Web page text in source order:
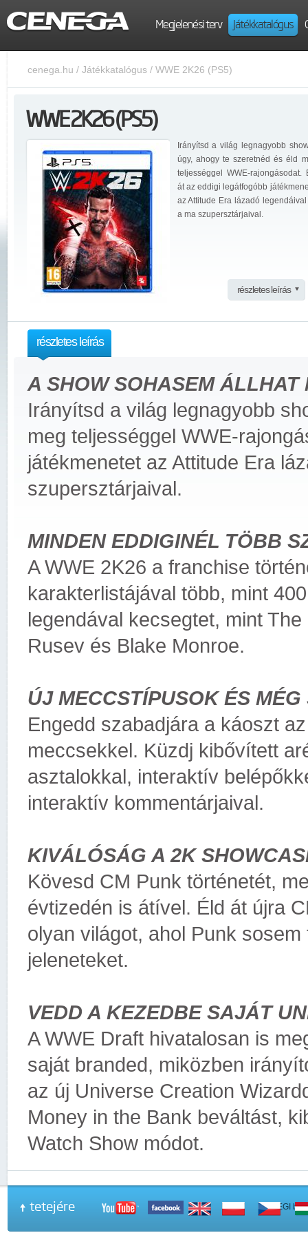
Megjelenési terv Játékkatalógus
cenega.hu / Játékkatalógus/ WWE 2K26 (PS5)
WWE 2K26 (PS5)
Irányítsd a világ legnagyobb
úgy, ahogy te szeretnéd és éld
teljességgel WWE-rajongásodat.
át az eddigi legátfogóbb
az Attitude Era lázadó
a ma szupersztárjaival.
részletes leírás
részletes leírás
A SHOW SOHASEM ÁLLHAT
Irányítsd a világ legnagyobb
meg teljességgel WWE-
játékmenetet az Attitude Era
szupersztárjaival.
MINDEN EDDIGINÉL TÖBB
A WWE 2K26 a franchise
karakterlistájával több, mint
legendával kecsegtet, mint
Rusev és Blake Monroe.
ÚJ MECCSTÍPUSOK ÉS
Engedd szabadjára a káoszt
meccsekkel. Küzdj kibővített
asztalokkal, interaktív
interaktív kommentárjaival.
KIVÁLÓSÁG A 2K
Kövesd CM Punk történetét,
évtizedén is átível. Éld át újra
olyan világot, ahol Punk
jeleneteket.
VEDD A KEZEDBE SAJÁT
A WWE Draft hivatalosan is
saját branded, miközben
az új Universe Creation
Money in the Bank beváltást,
Watch Show módot.
tetejére A PEGI